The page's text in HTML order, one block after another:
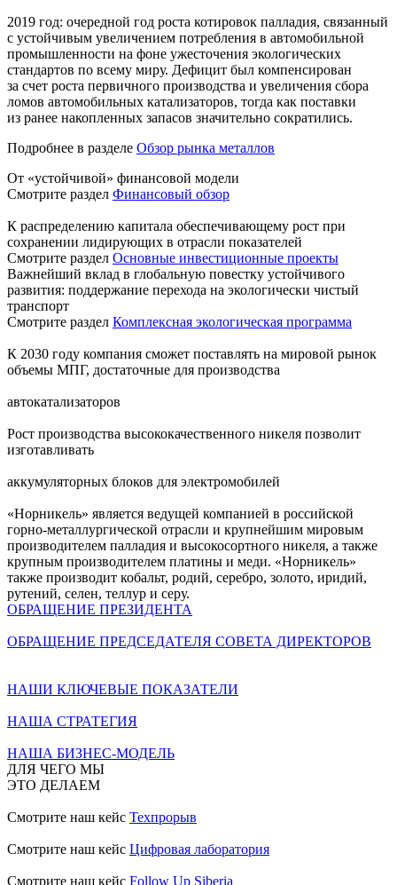
2019 год: очередной год роста котировок палладия, связанный
с устойчивым увеличением потребления в автомобильной
промышленности на фоне ужесточения экологических
стандартов по всему миру. Дефицит был компенсирован
за счет роста первичного производства и увеличения сбора
ломов автомобильных катализаторов, тогда как поставки
из ранее накопленных запасов значительно сократились.
Подробнее в разделе Обзор рынка металлов
От «устойчивой» финансовой модели
Смотрите раздел Финансовый обзор
К распределению капитала обеспечивающему рост при
сохранении лидирующих в отрасли показателей
Смотрите раздел Основные инвестиционные проекты
Важнейший вклад в глобальную повестку устойчивого
развития: поддержание перехода на экологически чистый
транспорт
Смотрите раздел Комплексная экологическая программа
К 2030 году компания сможет поставлять на мировой рынок
объемы МПГ, достаточные для производства
автокатализаторов
Рост производства высококачественного никеля позволит
изготавливать
аккумуляторных блоков для электромобилей
«Норникель» является ведущей компанией в российской
горно-металлургической отрасли и крупнейшим мировым
производителем палладия и высокосортного никеля, а также
крупным производителем платины и меди. «Норникель»
также производит кобальт, родий, серебро, золото, иридий,
рутений, селен, теллур и серу.
ОБРАЩЕНИЕ ПРЕЗИДЕНТА
ОБРАЩЕНИЕ ПРЕДСЕДАТЕЛЯ СОВЕТА ДИРЕКТОРОВ
НАШИ КЛЮЧЕВЫЕ ПОКАЗАТЕЛИ
НАША СТРАТЕГИЯ
НАША БИЗНЕС-МОДЕЛЬ
ДЛЯ ЧЕГО МЫ
ЭТО ДЕЛАЕМ
Смотрите наш кейс Техпрорыв
Смотрите наш кейс Цифровая лаборатория
Смотрите наш кейс Follow Up Siberia